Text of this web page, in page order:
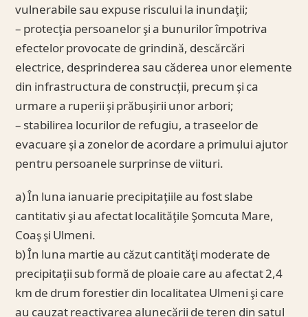
vulnerabile sau expuse riscului la inundaţii;
– protecţia persoanelor şi a bunurilor împotriva
efectelor provocate de grindină, descărcări
electrice, desprinderea sau căderea unor elemente
din infrastructura de construcţii, precum şi ca
urmare a ruperii şi prăbuşirii unor arbori;
– stabilirea locurilor de refugiu, a traseelor de
evacuare şi a zonelor de acordare a primului ajutor
pentru persoanele surprinse de viituri.
a) În luna ianuarie precipitaţiile au fost slabe
cantitativ şi au afectat localităţile Şomcuta Mare,
Coaş şi Ulmeni.
b) În luna martie au căzut cantităţi moderate de
precipitaţii sub formă de ploaie care au afectat 2,4
km de drum forestier din localitatea Ulmeni şi care
au cauzat reactivarea alunecării de teren din satul